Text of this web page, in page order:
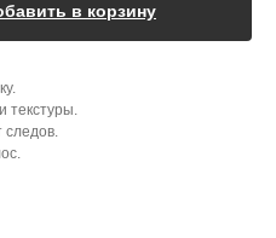
в корзину
текстуры.
следов.